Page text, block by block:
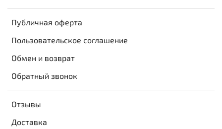
Публичная оферта
Пользовательское соглашение
Обмен и возврат
Обратный звонок
Отзывы
Доставка